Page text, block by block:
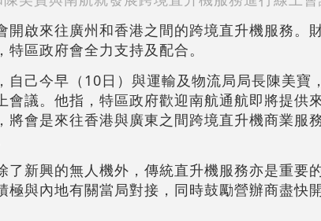
開啟來往廣州和香港之間的跨境直升機服務。
區政府會全力支持及配合。
自己今早（10日）與運輸及物流局局長陳美寶
會議。他指，特區政府歡迎南航通航即將提供
將會是來往香港與廣東之間跨境直升機商業服
了新興的無人機外，傳統直升機服務亦是重要
極與內地有關當局對接，同時鼓勵營辦商盡快